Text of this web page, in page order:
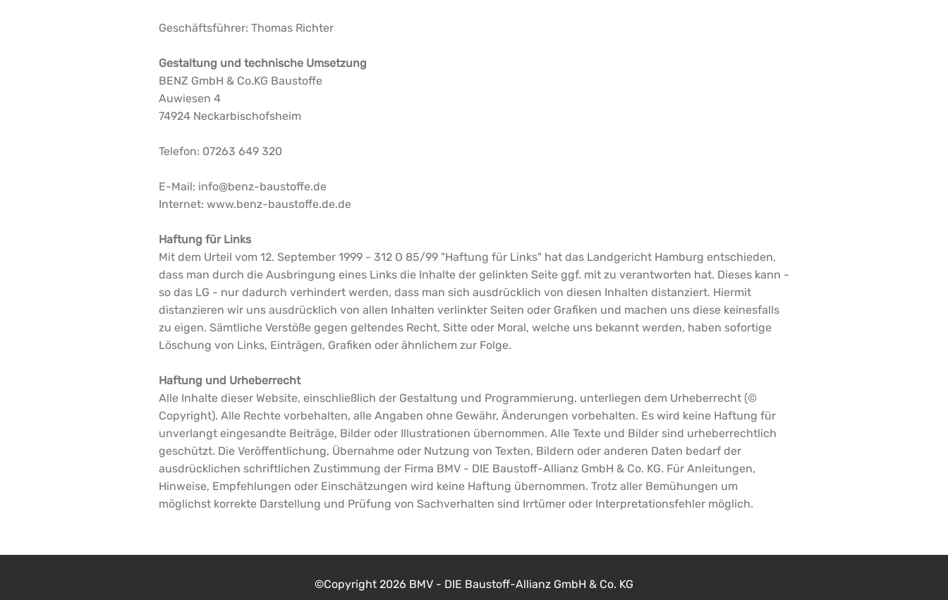
Geschäftsführer: Thomas Richter
Gestaltung und technische Umsetzung
BENZ GmbH & Co.KG Baustoffe
Auwiesen 4
74924 Neckarbischofsheim
Telefon: 07263 649 320
E-Mail: info@benz-baustoffe.de
Internet: www.benz-baustoffe.de.de
Haftung für Links
Mit dem Urteil vom 12. September 1999 - 312 O 85/99 "Haftung für Links" hat das Landgericht Hamburg entschieden,
dass man durch die Ausbringung eines Links die Inhalte der gelinkten Seite ggf. mit zu verantworten hat. Dieses kann -
so das LG - nur dadurch verhindert werden, dass man sich ausdrücklich von diesen Inhalten distanziert. Hiermit
distanzieren wir uns ausdrücklich von allen Inhalten verlinkter Seiten oder Grafiken und machen uns diese keinesfalls
zu eigen. Sämtliche Verstöße gegen geltendes Recht, Sitte oder Moral, welche uns bekannt werden, haben sofortige
Löschung von Links, Einträgen, Grafiken oder ähnlichem zur Folge.
Haftung und Urheberrecht
Alle Inhalte dieser Website, einschließlich der Gestaltung und Programmierung, unterliegen dem Urheberrecht (©
Copyright). Alle Rechte vorbehalten, alle Angaben ohne Gewähr, Änderungen vorbehalten. Es wird keine Haftung für
unverlangt eingesandte Beiträge, Bilder oder Illustrationen übernommen. Alle Texte und Bilder sind urheberrechtlich
geschützt. Die Veröffentlichung, Übernahme oder Nutzung von Texten, Bildern oder anderen Daten bedarf der
ausdrücklichen schriftlichen Zustimmung der Firma BMV - DIE Baustoff-Allianz GmbH & Co. KG. Für Anleitungen,
Hinweise, Empfehlungen oder Einschätzungen wird keine Haftung übernommen. Trotz aller Bemühungen um
möglichst korrekte Darstellung und Prüfung von Sachverhalten sind Irrtümer oder Interpretationsfehler möglich.
©Copyright 2026 BMV - DIE Baustoff-Allianz GmbH & Co. KG